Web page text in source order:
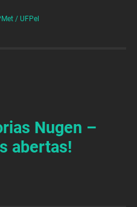
/ UFPel
Nugen –
abertas!